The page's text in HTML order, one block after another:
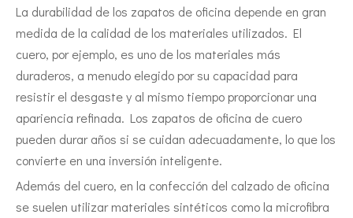
La durabilidad de los zapatos de oficina depende en gran
medida de la calidad de los materiales utilizados. El
cuero, por ejemplo, es uno de los materiales más
duraderos, a menudo elegido por su capacidad para
resistir el desgaste y al mismo tiempo proporcionar una
apariencia refinada. Los zapatos de oficina de cuero
pueden durar años si se cuidan adecuadamente, lo que los
convierte en una inversión inteligente.
Además del cuero, en la confección del calzado de oficina
se suelen utilizar materiales sintéticos como la microfibra